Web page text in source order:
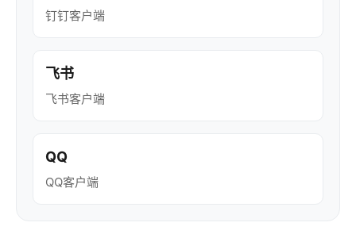
钉钉客户端
飞书
飞书客户端
QQ
QQ客户端